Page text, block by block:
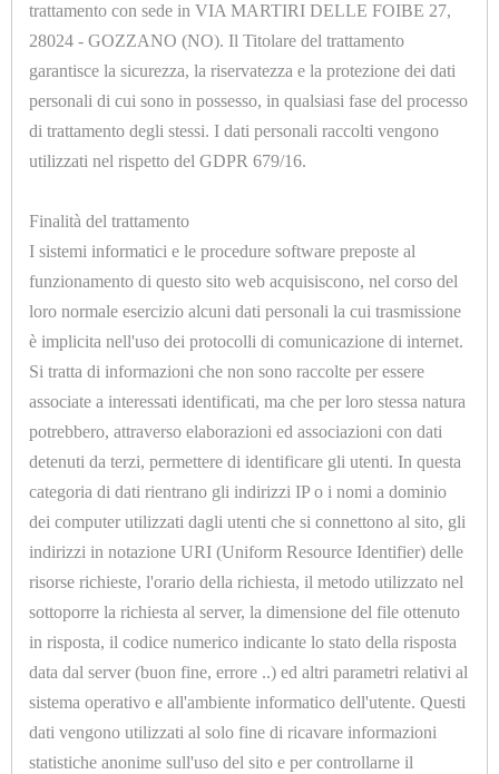
HOME
12 di 31 risultati
Opzioni
U1015.A
FELTRO NOMEX PER TAVOLI E PRESSE SP.=3mm.
H.=2000mm.
U1015
FELTRO NOMEX PER MANGANI SP.=2,5mm.
H.=2000mm.
trattamento con sede in VIA MARTIRI DELLE FOIBE 27,
28024 - GOZZANO (NO). Il Titolare del trattamento
garantisce la sicurezza, la riservatezza e la protezione dei dati
personali di cui sono in possesso, in qualsiasi fase del processo
di trattamento degli stessi. I dati personali raccolti vengono
utilizzati nel rispetto del GDPR 679/16.
Finalità del trattamento
I sistemi informatici e le procedure software preposte al
funzionamento di questo sito web acquisiscono, nel corso del
loro normale esercizio alcuni dati personali la cui trasmissione
è implicita nell'uso dei protocolli di comunicazione di internet.
Si tratta di informazioni che non sono raccolte per essere
associate a interessati identificati, ma che per loro stessa natura
potrebbero, attraverso elaborazioni ed associazioni con dati
detenuti da terzi, permettere di identificare gli utenti. In questa
categoria di dati rientrano gli indirizzi IP o i nomi a dominio
dei computer utilizzati dagli utenti che si connettono al sito, gli
indirizzi in notazione URI (Uniform Resource Identifier) delle
risorse richieste, l'orario della richiesta, il metodo utilizzato nel
sottoporre la richiesta al server, la dimensione del file ottenuto
in risposta, il codice numerico indicante lo stato della risposta
data dal server (buon fine, errore ..) ed altri parametri relativi al
sistema operativo e all'ambiente informatico dell'utente. Questi
dati vengono utilizzati al solo fine di ricavare informazioni
statistiche anonime sull'uso del sito e per controllarne il